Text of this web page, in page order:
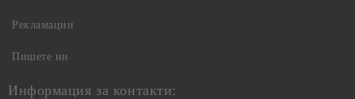
Рекламации
Пишете ни
Информация за контакти: